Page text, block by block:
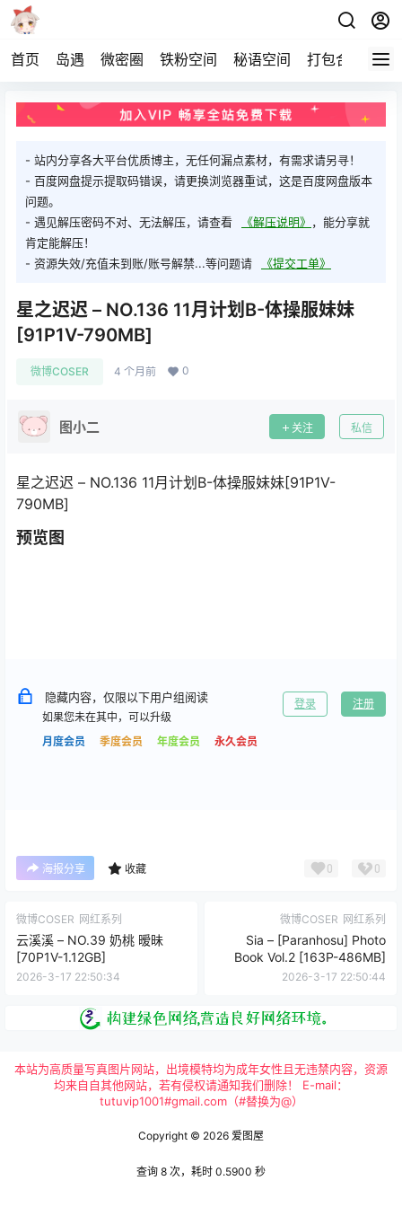
首页 岛遇 微密圈 铁粉空间 秘语空间 打包合集 关
- 站内分享各大平台优质博主，无任何漏点素材，有需求请另寻！
- 百度网盘提示提取码错误，请更换浏览器重试，这是百度网盘版本
问题。
- 遇见解压密码不对、无法解压，请查看
《解压说明》 ，能分享就
肯定能解压！
- 资源失效/充值未到账/账号解禁...等问题请
《提交工单》
星之迟迟 – NO.136 11月计划B-体操服妹妹
[91P1V-790MB]
微博COSER 4 个月前 0
图小二 关注 私信
星之迟迟 – NO.136 11月计划B-体操服妹妹[91P1V-
790MB]
预览图
隐藏内容，仅限以下用户组阅读
如果您未在其中，可以升级
月度会员
季度会员 年度会员 永久会员
登录 注册
海报分享 收藏 0 0
微博COSER 网红系列
云溪溪 – NO.39 奶桃 暧昧
[70P1V-1.12GB]
2026-3-17 22:50:34
微博COSER 网红系列
Sia – [Paranhosu] Photo
Book Vol.2 [163P-486MB]
2026-3-17 22:50:44
本站为高质量写真图片网站，出境模特均为成年女性且无违禁内容，资源
均来自自其他网站，若有侵权请通知我们删除！ E-mail：
tutuvip1001#gmail.com（#替换为@）
Copyright © 2026 爱图屋
查询 8 次，耗时 0.5900 秒